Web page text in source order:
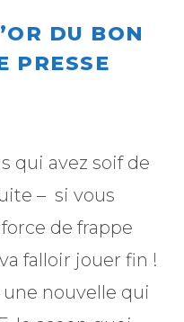
DU BON
PRESSE
qui avez soif de
– si vous
de frappe
falloir jouer fin !
nouvelle qui